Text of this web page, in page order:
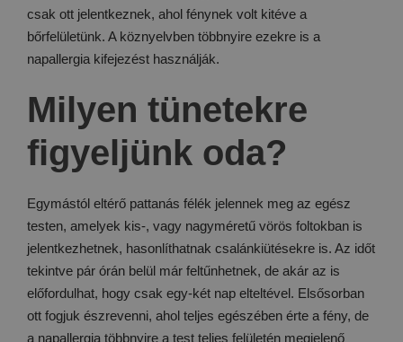
csak ott jelentkeznek, ahol fénynek volt kitéve a
bőrfelületünk. A köznyelvben többnyire ezekre is a
napallergia kifejezést használják.
Milyen tünetekre
figyeljünk oda?
Egymástól eltérő pattanás félék jelennek meg az egész
testen, amelyek kis-, vagy nagyméretű vörös foltokban is
jelentkezhetnek, hasonlíthatnak csalánkiütésekre is. Az időt
tekintve pár órán belül már feltűnhetnek, de akár az is
előfordulhat, hogy csak egy-két nap elteltével. Elsősorban
ott fogjuk észrevenni, ahol teljes egészében érte a fény, de
a napallergia többnyire a test teljes felületén megjelenő